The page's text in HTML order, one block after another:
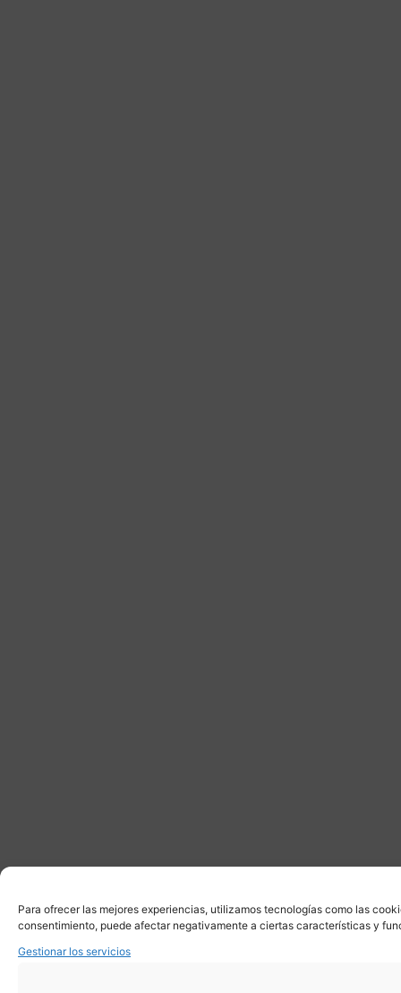
Para ofrecer las mejores experiencias, utilizamos tecnologías como las
consentimiento, puede afectar negativamente a ciertas características y
Gestionar los servicios